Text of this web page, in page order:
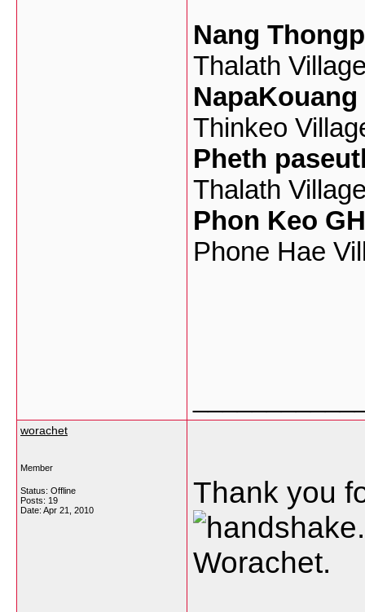
Nang
Thalath
NapaKouang
Thinkeo
Pheth
Thalath
Phon Keo GH
Phone Hae
worachet
Member
Status: Offline
Posts: 19
Date: Apr 21, 2010
Thank you
Worachet.